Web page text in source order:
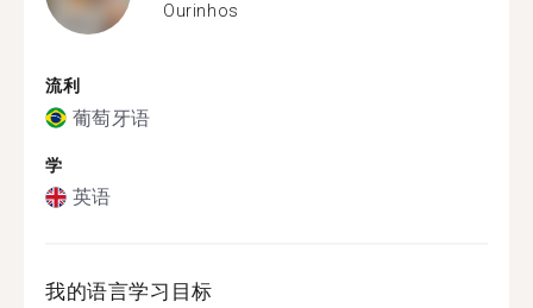
Ourinhos
流利
葡萄牙语
学
英语
我的语言学习目标